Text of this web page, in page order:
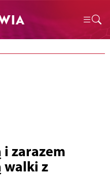
zarazem
walki z